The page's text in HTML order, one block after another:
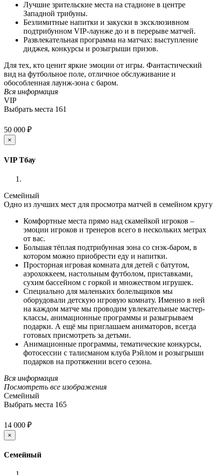
Лучшие зрительские места на стадионе в центре
Западной трибуны.
Безлимитные напитки и закуски в эксклюзивном
подтрибунном VIP-лаунже до и в перерыве матчей.
Развлекательная программа на матчах: выступление
диджея, конкурсы и розыгрыши призов.
Для тех, кто ценит яркие эмоции от игры. Фантастический
вид на футбольное поле, отличное обслуживание и
обособленная лаунж-зона с баром.
Вся информация
VIP
Выбрать места 161
50 000 ₽
×
VIP Тбау
Семейный
Одно из лучших мест для просмотра матчей в семейном кругу
Комфортные места прямо над скамейкой игроков –
эмоции игроков и тренеров всего в нескольких метрах
от вас.
Большая тёплая подтрибунная зона со снэк-баром, в
котором можно приобрести еду и напитки.
Просторная игровая комната для детей с батутом,
аэрохоккеем, настольным футболом, приставками,
сухим бассейном с горкой и множеством игрушек.
Специально для маленьких болельщиков мы
оборудовали детскую игровую комнату. Именно в ней
на каждом матче мы проводим увлекательные мастер-
классы, анимационные программы и разыгрываем
подарки. А ещё мы приглашаем аниматоров, всегда
готовых присмотреть за детьми.
Анимационные программы, тематические конкурсы,
фотосессии с талисманом клуба Рэйлом и розыгрыши
подарков на протяжении всего сезона.
Вся информация
Посмотреть все изображения
Семейный
Выбрать места 165
14 000 ₽
×
Семейный